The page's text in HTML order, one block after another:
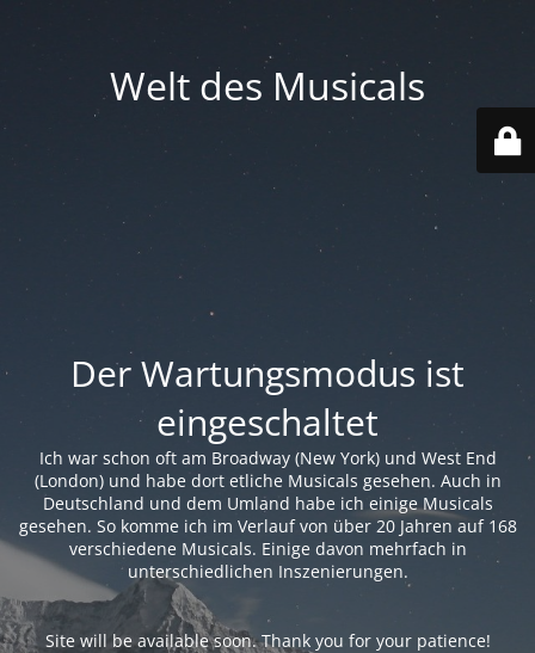
Welt des Musicals
Der Wartungsmodus ist
eingeschaltet
Ich war schon oft am Broadway (New York) und West End
(London) und habe dort etliche Musicals gesehen. Auch in
Deutschland und dem Umland habe ich einige Musicals
gesehen. So komme ich im Verlauf von über 20 Jahren auf 168
verschiedene Musicals. Einige davon mehrfach in
unterschiedlichen Inszenierungen.
Site will be available soon. Thank you for your patience!